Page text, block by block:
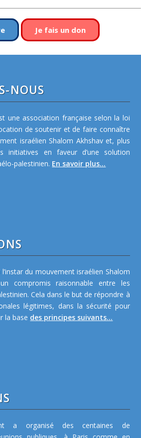
Je fais un don
NOUS
une association française selon la loi
de soutenir et de faire connaître
israélien Shalom Akhshav et, plus
initiatives en faveur d’une solution
palestinien. En savoir plus...
du mouvement israélien Shalom
compromis raisonnable entre les
Cela dans le but de répondre à
légitimes, dans la sécurité pour
la base des principes suivants...
a organisé des centaines de